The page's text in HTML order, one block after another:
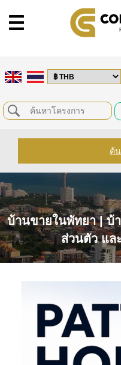
ค้
บ้านขายในพัทยา | บ้
ส่วนตัว แล